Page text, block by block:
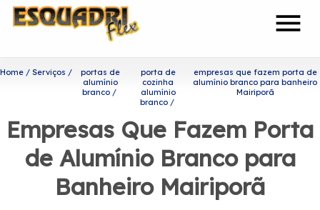
menu
Home Serviços
portas de
alumínio
branco
porta de
cozinha
alumínio
branco
empresas que fazem porta de
alumínio branco para banheiro
Mairiporã
Empresas Que Fazem Porta
de Alumínio Branco para
Banheiro Mairiporã